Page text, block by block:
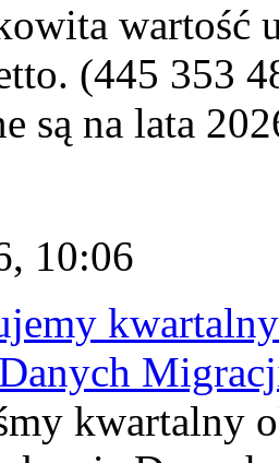
(445 353
są na lata
10:06
kwartalny